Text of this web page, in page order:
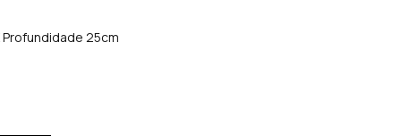
Profundidade 25cm